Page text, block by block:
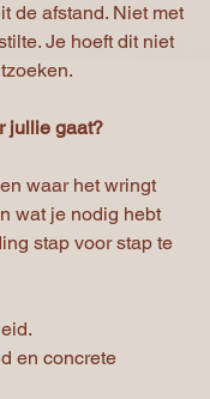
de afstand. Niet met
Je hoeft dit niet
jullie gaat?
waar het wringt
wat je nodig hebt
stap voor stap te
en concrete